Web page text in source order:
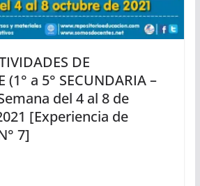
DE
(1° a 5° SECUNDARIA –
del 4 al 8 de
[Experiencia de
7]